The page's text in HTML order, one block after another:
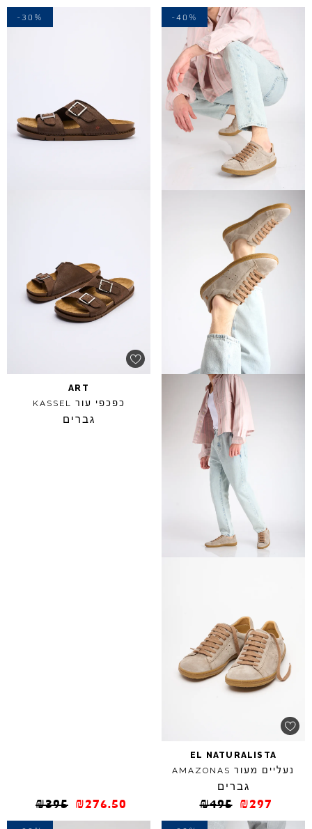
-40%
EL NATURALISTA
נעליים מעור AMAZONAS
גברים
₪495 ₪297
-30%
ART
כפכפי עור KASSEL
גברים
₪395 ₪276.50